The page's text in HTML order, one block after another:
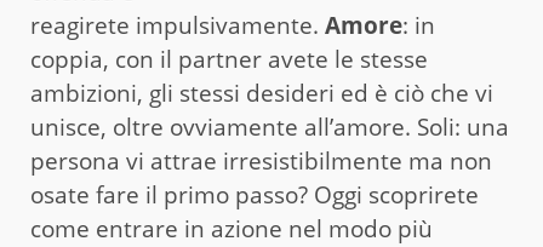
reagirete impulsivamente. Amore: in
coppia, con il partner avete le stesse
ambizioni, gli stessi desideri ed è ciò che vi
unisce, oltre ovviamente all’amore. Soli: una
persona vi attrae irresistibilmente ma non
osate fare il primo passo? Oggi scoprirete
come entrare in azione nel modo più